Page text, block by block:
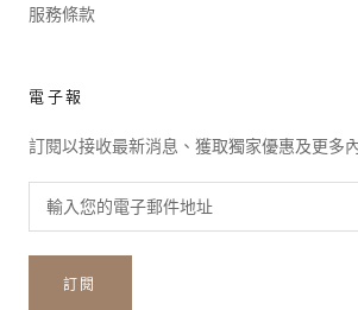
服務條款
電子報
訂閱以接收最新消息、獲取獨家優惠及更多
訂閱